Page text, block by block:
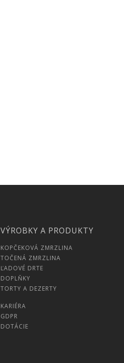
VÝROBKY A PRODUKTY
KOPČEKOVÁ ZMRZLINA
TOČENÁ ZMRZLINA
ĽADOVÉ DRTE
DOPLŇKY
TORTY A DEZERTY
KARIÉRA
GDPR
DOTÁCIE